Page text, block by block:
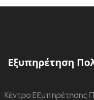
Εξυπηρέτηση
Κέντρο Εξυπηρέτησης